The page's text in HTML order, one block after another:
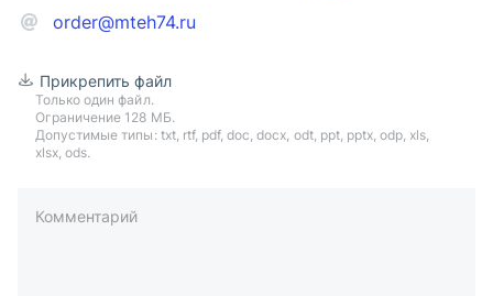
order@mteh74.ru
Прикрепить файл
Только один файл.
Ограничение 128 МБ.
Допустимые типы: txt, rtf, pdf, doc, docx, odt, ppt, pptx, odp, xls,
xlsx, ods.
Комментарий
пример: 89511234567 или +79511324567